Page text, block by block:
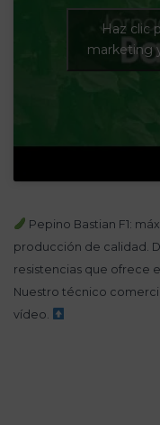
Haz clic
marketing
Pepino Bastian F1:
producción de calidad.
resistencias que ofrece
Nuestro técnico
vídeo.